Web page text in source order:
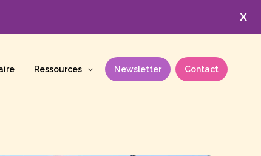
X
Ressources Newsletter Contact